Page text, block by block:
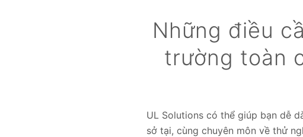
Những điều
trường toàn
UL Solutions có thể giúp bạn dễ
sở tại, cùng chuyên môn về thử